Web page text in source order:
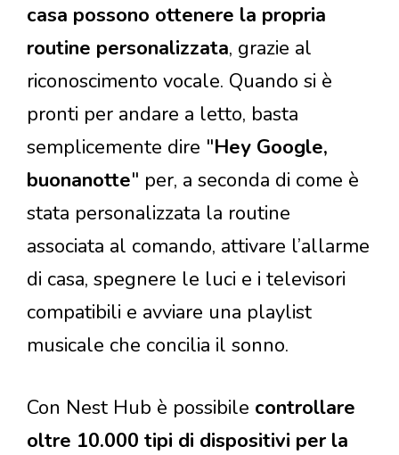
casa possono ottenere la propria
routine personalizzata, grazie al
riconoscimento vocale. Quando si è
pronti per andare a letto, basta
semplicemente dire "Hey Google,
buonanotte" per, a seconda di come è
stata personalizzata la routine
associata al comando, attivare l’allarme
di casa, spegnere le luci e i televisori
compatibili e avviare una playlist
musicale che concilia il sonno.
Con Nest Hub è possibile controllare
oltre 10.000 tipi di dispositivi per la